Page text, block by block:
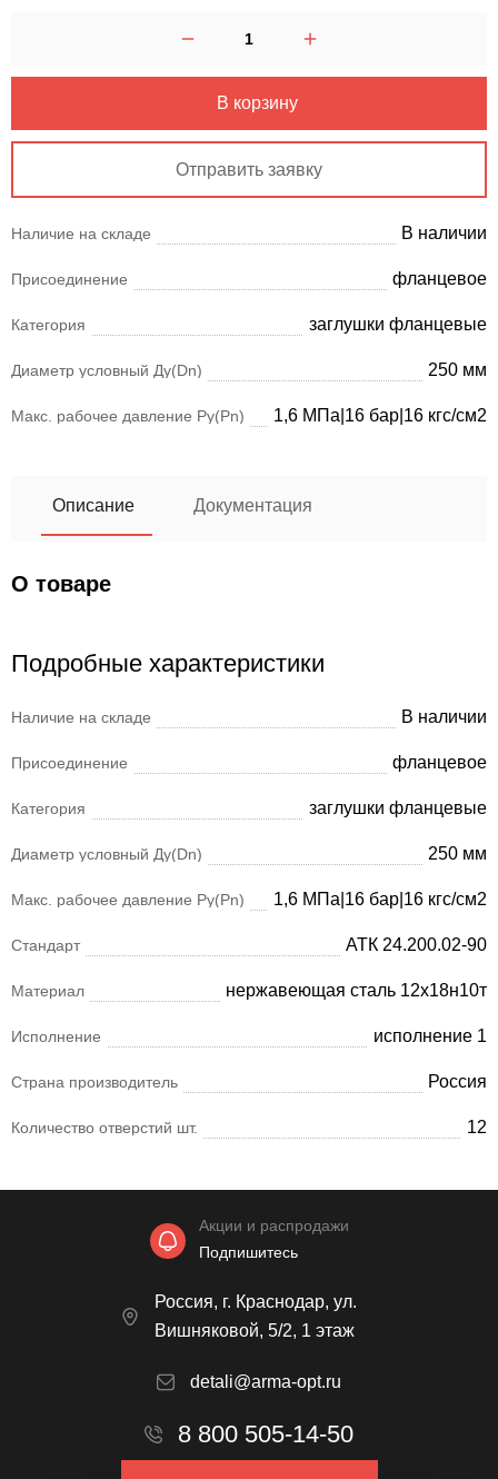
В корзину
Отправить заявку
Наличие на складе В наличии
Присоединение фланцевое
Категория заглушки фланцевые
Диаметр условный Ду(Dn) 250 мм
Макс. рабочее давление Ру(Pn) 1,6 МПа|16 бар|16 кгс/см2
Описание Документация
О товаре
Подробные характеристики
Наличие на складе В наличии
Присоединение фланцевое
Категория заглушки фланцевые
Диаметр условный Ду(Dn) 250 мм
Макс. рабочее давление Ру(Pn) 1,6 МПа|16 бар|16 кгс/см2
Стандарт АТК 24.200.02-90
Материал нержавеющая сталь 12х18н10т
Исполнение исполнение 1
Страна производитель Россия
Количество отверстий шт. 12
Акции и распродажи
Подпишитесь
Россия, г. Краснодар, ул.
Вишняковой, 5/2, 1 этаж
detali@arma-opt.ru
8 800 505-14-50